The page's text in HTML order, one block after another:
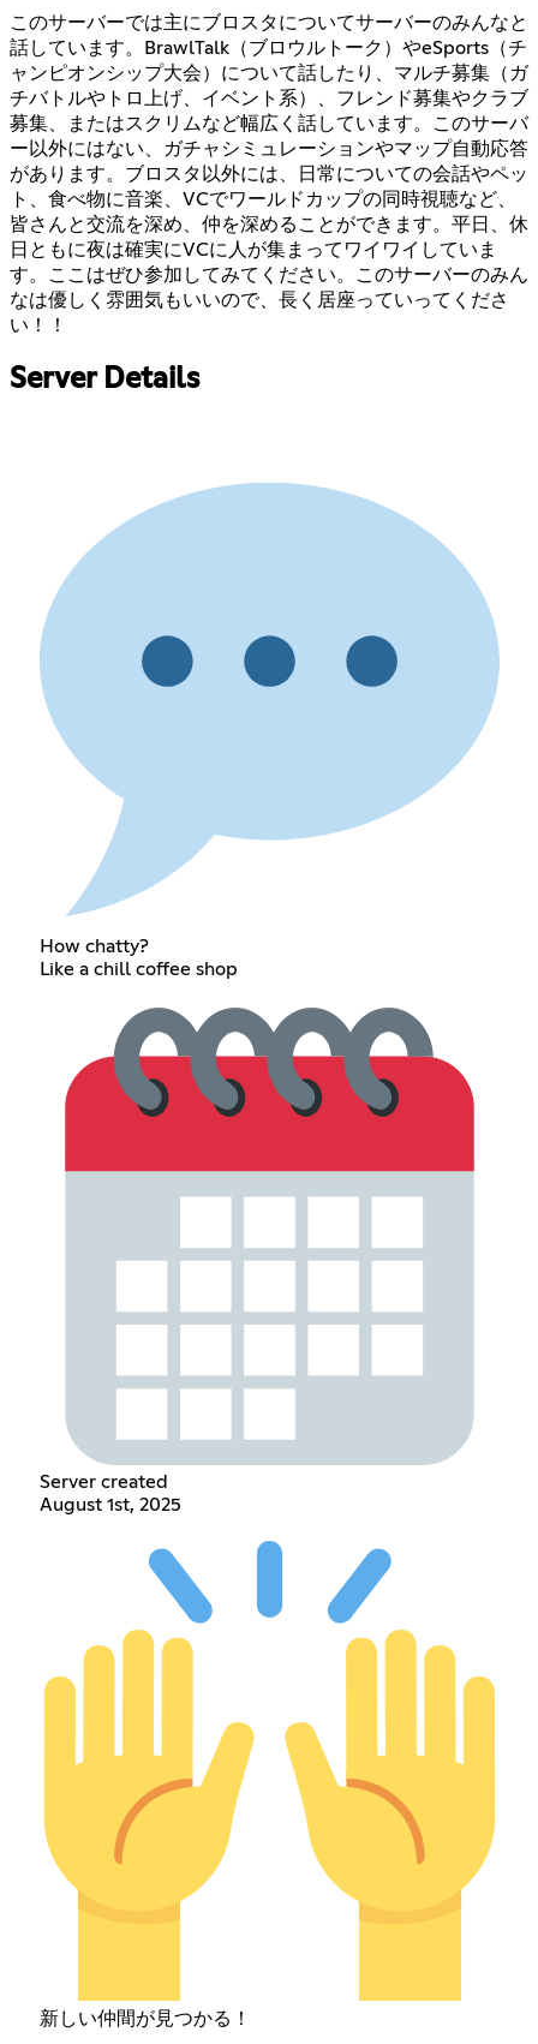
このサーバーでは主にブロスタについてサーバーのみんなと
話しています。BrawlTalk（ブロウルトーク）やeSports（チ
ャンピオンシップ大会）について話したり、マルチ募集（ガ
チバトルやトロ上げ、イベント系）、フレンド募集やクラブ
募集、またはスクリムなど幅広く話しています。このサーバ
ー以外にはない、ガチャシミュレーションやマップ自動応答
があります。ブロスタ以外には、日常についての会話やペッ
ト、食べ物に音楽、VCでワールドカップの同時視聴など、
皆さんと交流を深め、仲を深めることができます。平日、休
日ともに夜は確実にVCに人が集まってワイワイしていま
す。ここはぜひ参加してみてください。このサーバーのみん
なは優しく雰囲気もいいので、長く居座っていってくださ
い！！
Server Details
How chatty?
Like a chill coffee shop
Server created
August 1st, 2025
新しい仲間が見つかる！